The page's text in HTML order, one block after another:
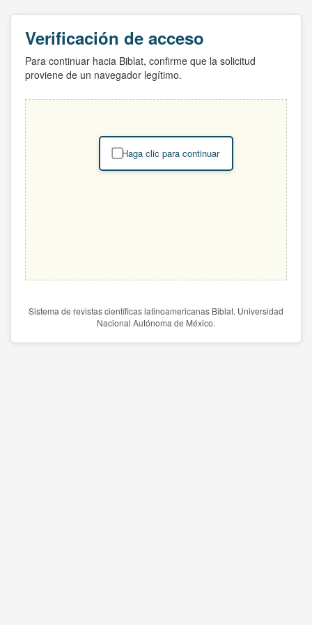
Verificación de acceso
Para continuar hacia Biblat, confirme que la solicitud
proviene de un navegador legítimo.
Haga clic para continuar
Sistema de revistas científicas latinoamericanas Biblat. Universidad
Nacional Autónoma de México.